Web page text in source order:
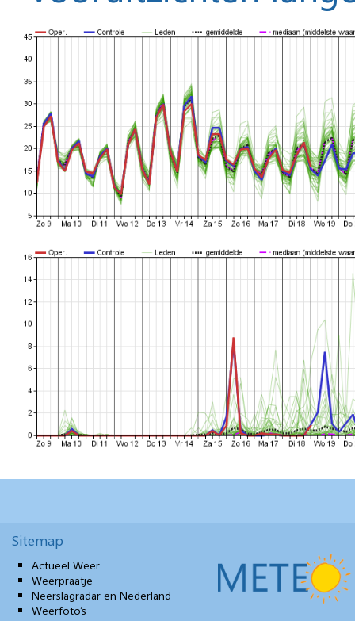
Sitemap
Actueel Weer
Weerpraatje
Neerslagradar en Nederland
Weerfoto’s